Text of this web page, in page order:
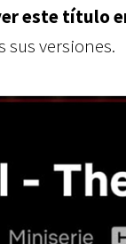
este título
sus versiones.